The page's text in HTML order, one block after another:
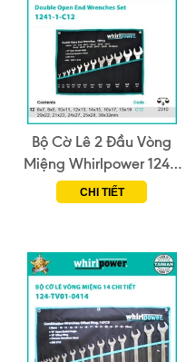
Bộ Cờ Lê 2 Đầu Vòng
Miệng Whirlpower 1241-
1-C12 (12 Chi Tiết)
CHI TIẾT